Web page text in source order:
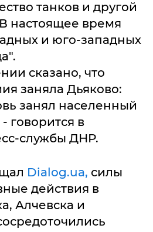
танков и другой
настоящее время
и юго-западных
сказано, что
заняла Дьяково:
занял населенный
говорится в
службы ДНР.
Dialog.ua, силы
действия в
Алчевска и